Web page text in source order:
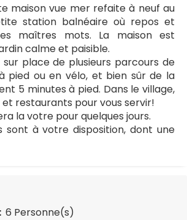
maison vue mer refaite à neuf au
station balnéaire où repos et
maîtres mots. La maison est
calme et paisible.
place de plusieurs parcours de
pied ou en vélo, et bien sûr de la
5 minutes à pied. Dans le village,
restaurants pour vous servir!
la votre pour quelques jours.
sont à votre disposition, dont une
6 Personne(s)